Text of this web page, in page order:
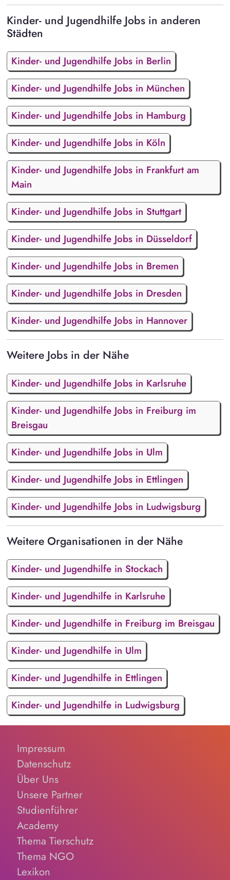
Kinder- und Jugendhilfe Jobs in anderen
Städten
Kinder- und Jugendhilfe Jobs in Berlin
Kinder- und Jugendhilfe Jobs in München
Kinder- und Jugendhilfe Jobs in Hamburg
Kinder- und Jugendhilfe Jobs in Köln
Kinder- und Jugendhilfe Jobs in Frankfurt am
Main
Kinder- und Jugendhilfe Jobs in Stuttgart
Kinder- und Jugendhilfe Jobs in Düsseldorf
Kinder- und Jugendhilfe Jobs in Bremen
Kinder- und Jugendhilfe Jobs in Dresden
Kinder- und Jugendhilfe Jobs in Hannover
Weitere Jobs in der Nähe
Kinder- und Jugendhilfe Jobs in Karlsruhe
Kinder- und Jugendhilfe Jobs in Freiburg im
Breisgau
Kinder- und Jugendhilfe Jobs in Ulm
Kinder- und Jugendhilfe Jobs in Ettlingen
Kinder- und Jugendhilfe Jobs in Ludwigsburg
Weitere Organisationen in der Nähe
Kinder- und Jugendhilfe in Stockach
Kinder- und Jugendhilfe in Karlsruhe
Kinder- und Jugendhilfe in Freiburg im Breisgau
Kinder- und Jugendhilfe in Ulm
Kinder- und Jugendhilfe in Ettlingen
Kinder- und Jugendhilfe in Ludwigsburg
Impressum
Datenschutz
Über Uns
Unsere Partner
Studienführer
Academy
Thema Tierschutz
Thema NGO
Lexikon